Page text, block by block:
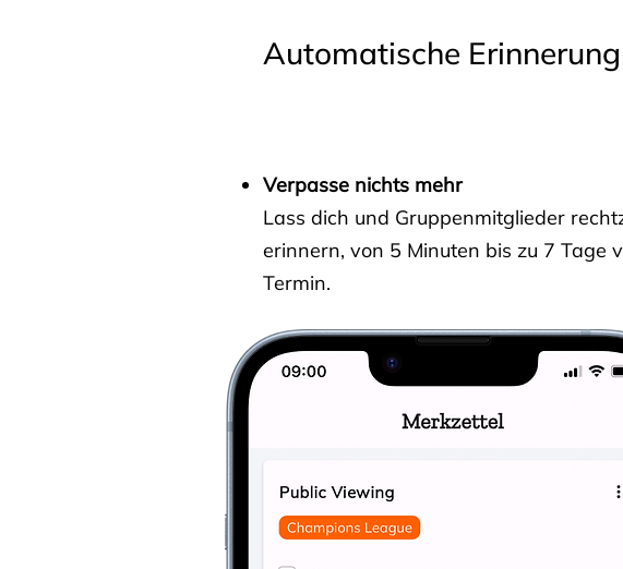
Automatische Erinnerung
Verpasse nichts mehr
Lass dich und Gruppenmitglieder
erinnern, von 5 Minuten bis zu 7 Tage
Termin.